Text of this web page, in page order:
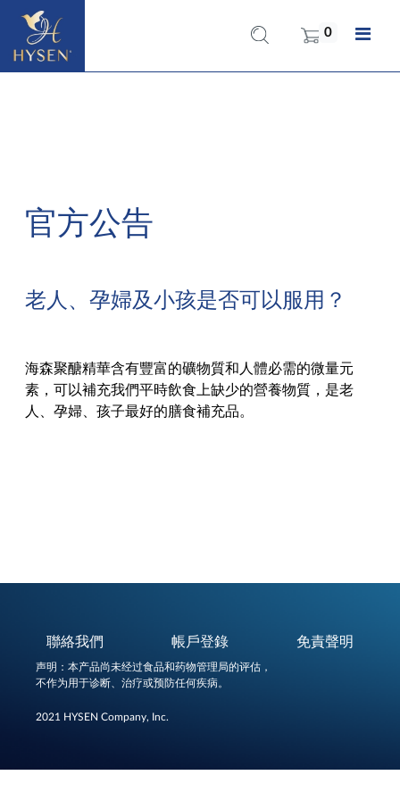
0
官方公告
老人、孕婦及小孩是否可以服用？
海森聚醣精華含有豐富的礦物質和人體必需的微量元
素，可以補充我們平時飲食上缺少的營養物質，是老
人、孕婦、孩子最好的膳食補充品。
聯絡我們 帳戶登錄 免責聲明
声明：本产品尚未经过食品和药物管理局的评估，
不作为用于诊断、治疗或预防任何疾病。
2021 HYSEN Company, Inc.